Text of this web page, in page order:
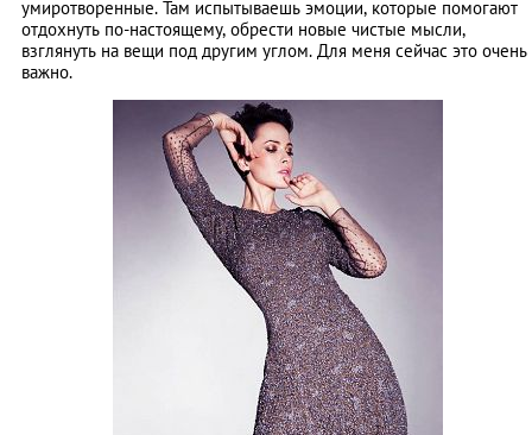
умиротворенные. Там испытываешь эмоции, которые помогают
отдохнуть по-настоящему, обрести новые чистые мысли,
взглянуть на вещи под другим углом. Для меня сейчас это очень
важно.